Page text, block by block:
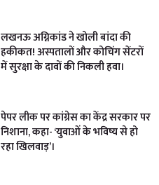
लखनऊ अग्निकांड ने खोली बांदा की
हकीकत! अस्पतालों और कोचिंग सेंटरों
में सुरक्षा के दावों की निकली हवा।
पेपर लीक पर कांग्रेस का केंद्र सरकार पर
निशाना, कहा- ‘युवाओं के भविष्य से हो
रहा खिलवाड़’।